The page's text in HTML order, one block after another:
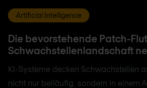
Artificial Intelligence
Die bevorstehende Patch-
Schwachstellenlandschaft
KI-Systeme decken Schwachstellen
nicht nur beiläufig, sondern in einem